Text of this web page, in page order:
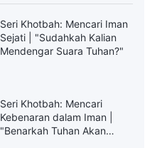
Rohani, Ep. 796:
Memiliki Status
Keselamatan?
Seri Khotbah: Mencari Iman
Sejati | "Sudahkah Kalian
Mendengar Suara Tuhan?"
Seri Khotbah: Mencari
Kebenaran dalam Iman |
"Benarkah Tuhan Akan